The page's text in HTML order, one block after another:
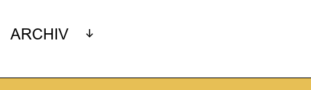
ARCHIV